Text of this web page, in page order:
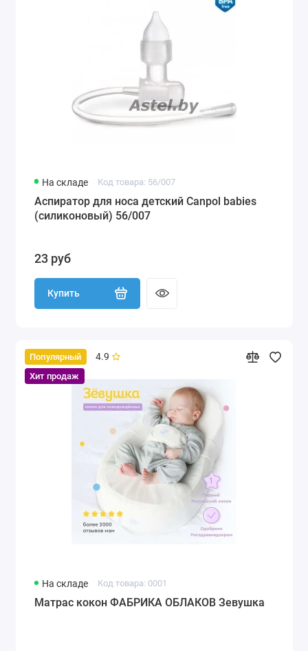
На складе Код товара: 56/007
Аспиратор для носа детский Canpol babies
(силиконовый) 56/007
23 руб
Купить
Популярный
Хит продаж
4.9
На складе Код товара: 0001
Матрас кокон ФАБРИКА ОБЛАКОВ Зевушка